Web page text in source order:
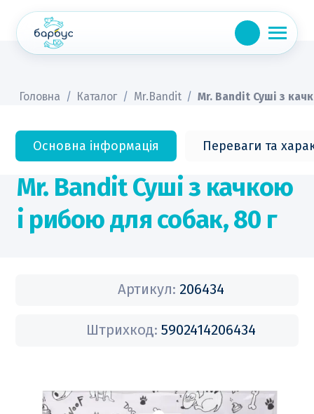
content
Головна / Каталог / Mr.Bandit / Mr. Bandit Суші з
Основна інформація Переваги та
Mr. Bandit Суші з качкою
і рибою для собак, 80 г
Артикул: 206434
Штрихкод:5902414206434